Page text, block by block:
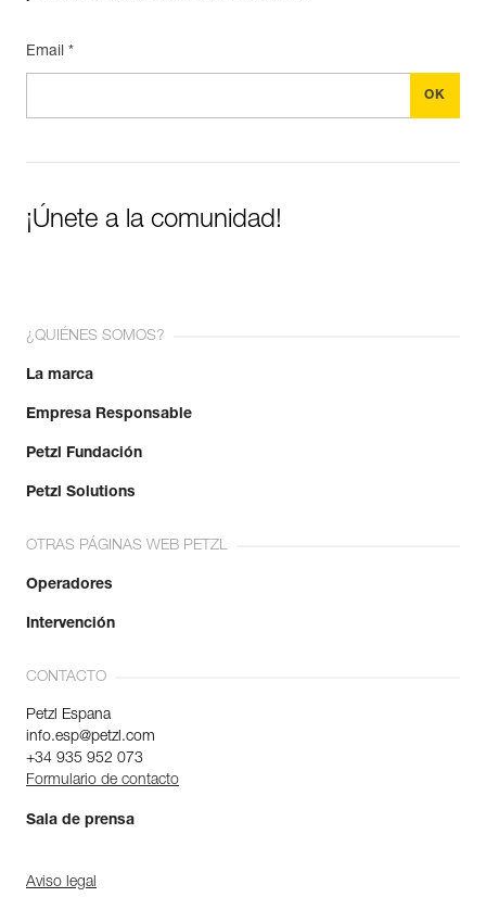
Email *
¡Únete a la comunidad!
¿QUIÉNES SOMOS?
La marca
Empresa Responsable
Petzl Fundación
Petzl Solutions
OTRAS PÁGINAS WEB PETZL
Operadores
Intervención
CONTACTO
Petzl Espana
info.esp@petzl.com
+34 935 952 073
Formulario de contacto
Sala de prensa
Aviso legal